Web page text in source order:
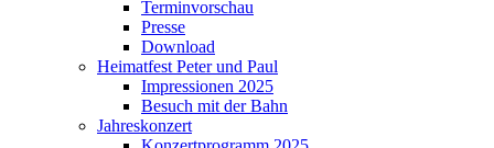
Terminvorschau
Presse
Download
Heimatfest Peter und Paul
Impressionen 2025
Besuch mit der Bahn
Jahreskonzert